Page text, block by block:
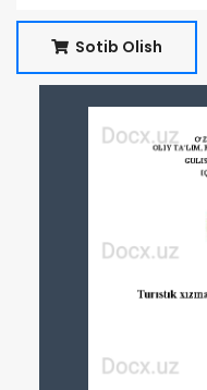
Sotib Olish